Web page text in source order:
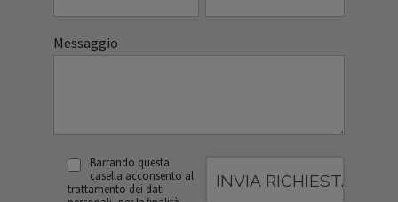
Messaggio
Barrando questa
casella acconsento al
trattamento dei dati